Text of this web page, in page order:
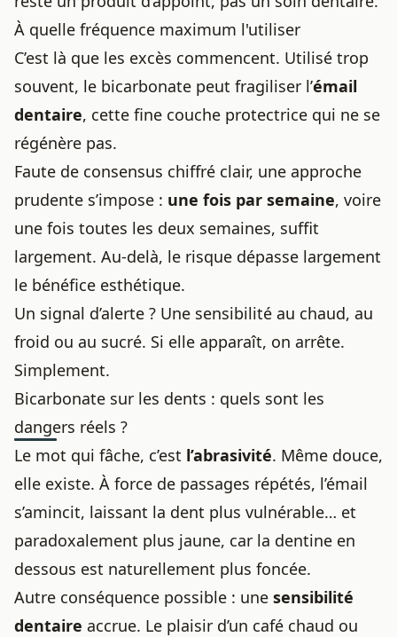
À quelle fréquence maximum l'utiliser
C’est là que les excès commencent. Utilisé trop
souvent, le bicarbonate peut fragiliser l’émail
dentaire, cette fine couche protectrice qui ne se
régénère pas.
Faute de consensus chiffré clair, une approche
prudente s’impose : une fois par semaine, voire
une fois toutes les deux semaines, suffit
largement. Au-delà, le risque dépasse largement
le bénéfice esthétique.
Un signal d’alerte ? Une sensibilité au chaud, au
froid ou au sucré. Si elle apparaît, on arrête.
Simplement.
Bicarbonate sur les dents : quels sont les
dangers réels ?
Le mot qui fâche, c’est l’abrasivité. Même douce,
elle existe. À force de passages répétés, l’émail
s’amincit, laissant la dent plus vulnérable… et
paradoxalement plus jaune, car la dentine en
dessous est naturellement plus foncée.
Autre conséquence possible : une sensibilité
dentaire accrue. Le plaisir d’un café chaud ou